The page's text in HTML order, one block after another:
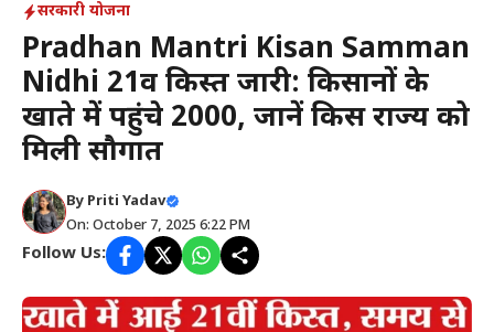
सरकारी योजना
Pradhan Mantri Kisan Samman
Nidhi 21वीं किस्त जारी: किसानों के
खाते में पहुंचे ₹2000, जानें किस राज्य को
मिली सौगात
By Priti Yadav
On: October 7, 2025 6:22 PM
Follow Us: